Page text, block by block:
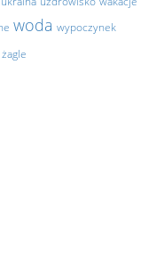
woda wypoczynek
żagle